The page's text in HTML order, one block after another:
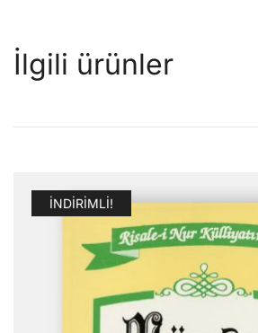
İlgili ürünler
İNDIRIMLI!